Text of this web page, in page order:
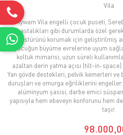
Vila
Mywam Vila engelli çocuk puseti,
hastalıkları gibi durumlarda özel
postürünü korumak için geliştirilmiş
Çocuğun büyüme evrelerine uyum
koltuk mimarisi, uzun süreli
azaltan derin yatma açısı (tilt-in-space)
Yan gövde destekleri, pelvik kemerleri
duruşları ve omurga eğriliklerini
alüminyum şasisi, darbe emici
yapısıyla hem ebeveyn konforunu hem
taşır.